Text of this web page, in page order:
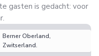
gasten is gedacht: voor
Berner Oberland,
Zwitserland.